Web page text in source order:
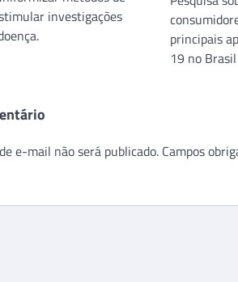
investigações
principais
19 no
e-mail não será publicado. Campos